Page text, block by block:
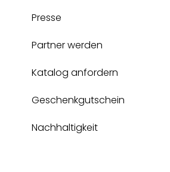
Presse
Partner werden
Katalog anfordern
Geschenkgutschein
Nachhaltigkeit